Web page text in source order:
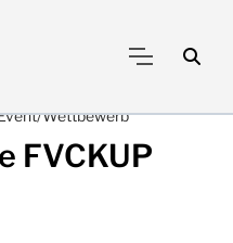
Wettbewerb
FVCKUP